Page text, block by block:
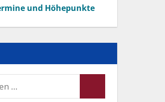
und Höhepunkte